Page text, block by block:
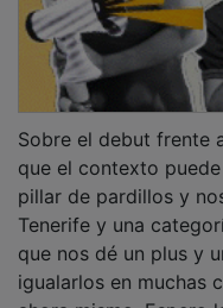
que el contexto puede
pillar de pardillos y
Tenerife y una
que nos dé un plus y
igualarlos en muchas
ahora mismo. Espero